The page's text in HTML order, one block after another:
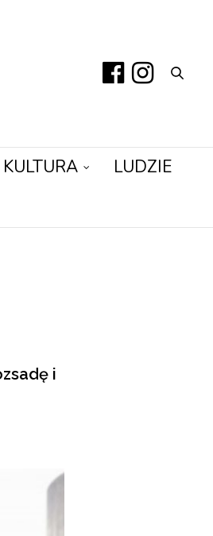
KULTURA LUDZIE
i